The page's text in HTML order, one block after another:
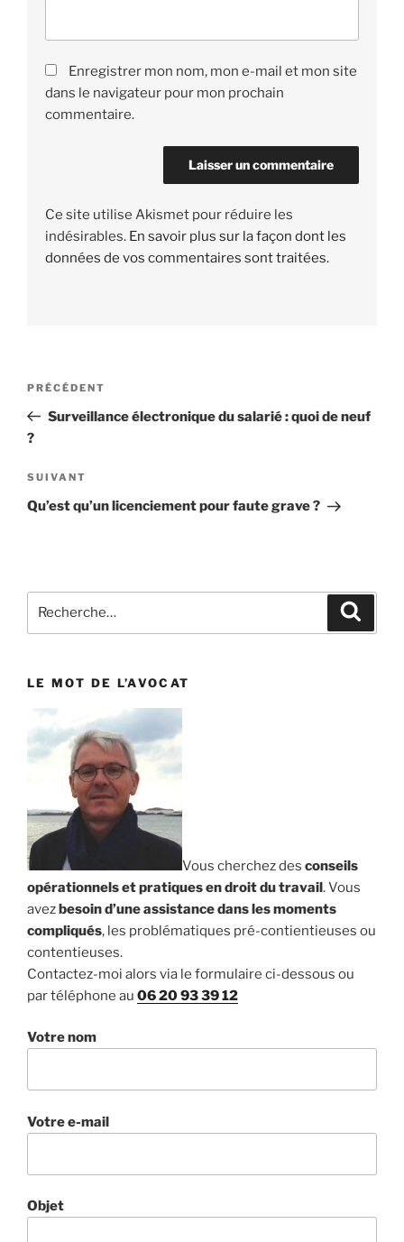
Enregistrer mon nom, mon e-mail et mon site
dans le navigateur pour mon prochain
commentaire.
Ce site utilise Akismet pour réduire les
indésirables. En savoir plus sur la façon dont les
données de vos commentaires sont traitées.
Navigation
l’article
Article
précédent
PRÉCÉDENT
Surveillance électronique du salarié : quoi de neuf
?
Article
suivant
SUIVANT
Qu’est qu’un licenciement pour faute grave ?
LE MOT DE L’AVOCAT
Vous cherchez des conseils
opérationnels et pratiques en droit du travail. Vous
avezbesoin d’une assistance dans les moments
compliqués, les problématiques pré-contientieuses ou
contentieuses.
Contactez-moi alors via le formulaire ci-dessous ou
par téléphone au 06 20 93 39 12
Votre nom
Votre e-mail
Objet